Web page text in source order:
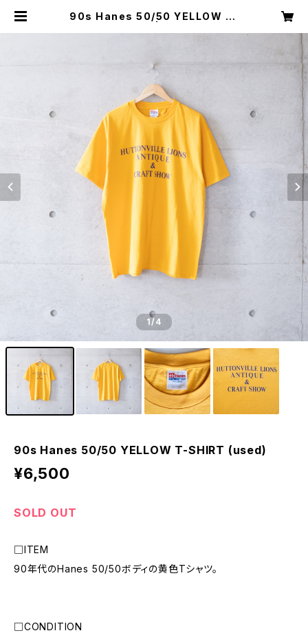
90s Hanes 50/50 YELLOW T-
1/4
90s Hanes 50/50 YELLOW T-SHIRT (used)
¥6,500
SOLD OUT
□ITEM
90年代のHanes 50/50ボディの黄色Tシャツ。
□CONDITION